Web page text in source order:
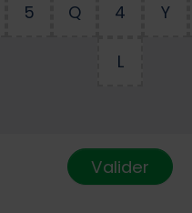
5 Q 4 Y
L
Valider